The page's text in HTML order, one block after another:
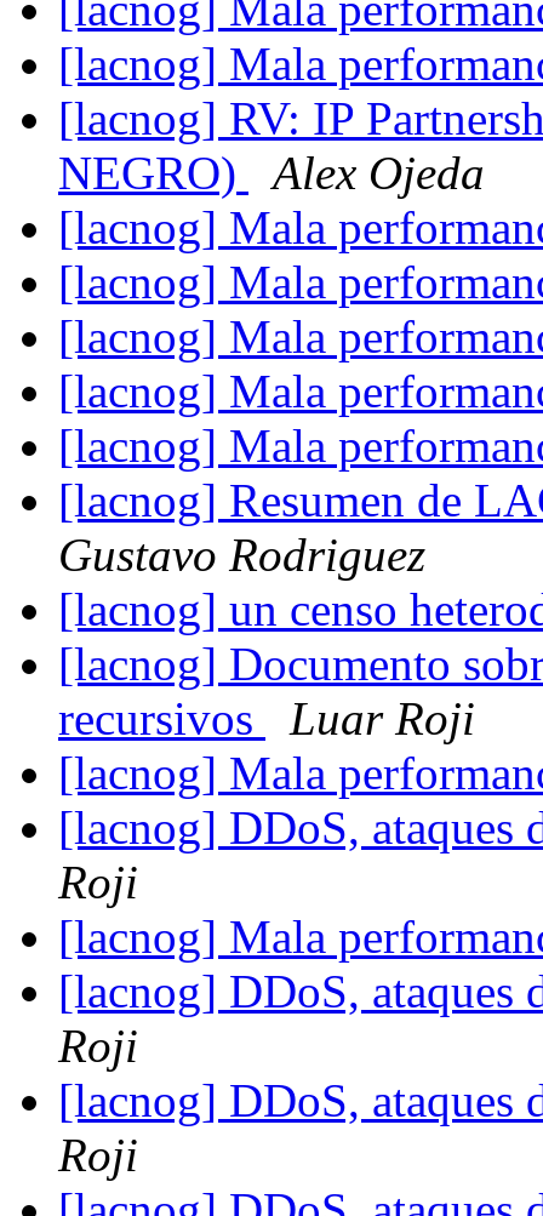
[lacnog] Mala
[lacnog] RV: IP
NEGRO)
Alex Ojeda
[lacnog] Mala
[lacnog] Mala
[lacnog] Mala
[lacnog] Mala
[lacnog] Mala
[lacnog] Resumen de
Gustavo Rodriguez
[lacnog] un censo
[lacnog] Documento
recursivos
Luar Roji
[lacnog] Mala
[lacnog] DDoS,
Roji
[lacnog] Mala
[lacnog] DDoS,
Roji
[lacnog] DDoS,
Roji